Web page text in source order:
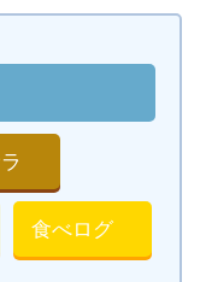
食べログ